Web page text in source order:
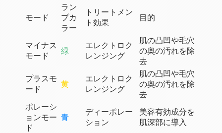
モード
ラン
プカ
ラー
トリートメン
ト効果
目的
マイナス
モード
緑
エレクトロク
レンジング
肌の凸凹や毛穴
の奥の汚れを除
去
プラスモ
ード
黄
エレクトロク
レンジング
肌の凸凹や毛穴
の奥の汚れを除
去
ポレーシ
ョンモー
ド
青
ディーポレー
ション
美容有効成分を
肌深部に導入